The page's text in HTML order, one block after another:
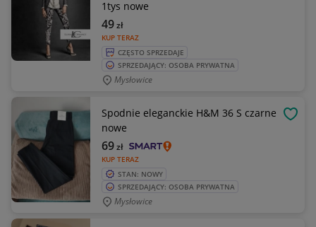
1tys nowe
KUP TERAZ
49zł
CZĘSTO SPRZEDAJE
SPRZEDAJĄCY: OSOBA PRYWATNA
Mysłowice
Spodnie eleganckie H&M 36 S czarne
nowe
KUP TERAZ
69zł
STAN: NOWY
SPRZEDAJĄCY: OSOBA PRYWATNA
Mysłowice